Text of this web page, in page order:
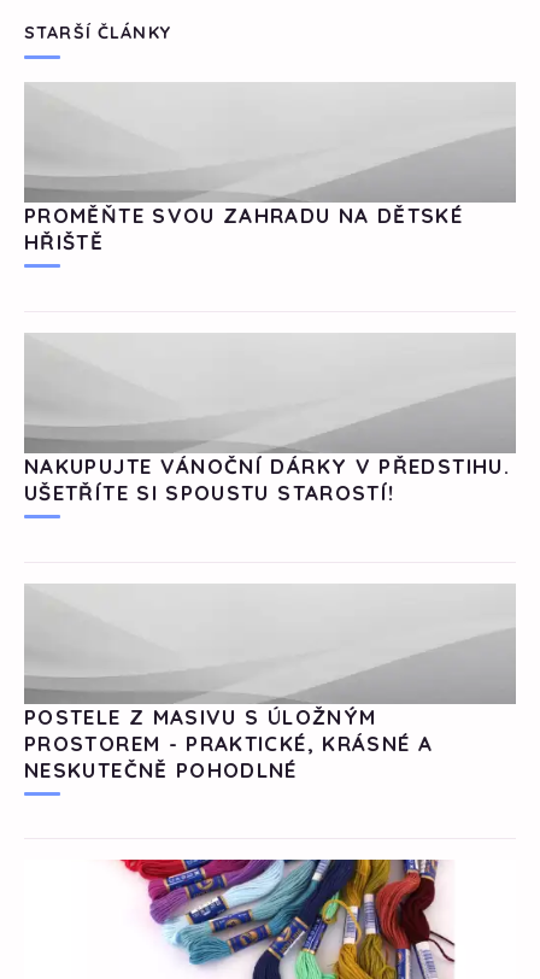
STARŠÍ ČLÁNKY
PROMĚŇTE SVOU ZAHRADU NA DĚTSKÉ
HŘIŠTĚ
NAKUPUJTE VÁNOČNÍ DÁRKY V PŘEDSTIHU.
UŠETŘÍTE SI SPOUSTU STAROSTÍ!
POSTELE Z MASIVU S ÚLOŽNÝM
PROSTOREM - PRAKTICKÉ, KRÁSNÉ A
NESKUTEČNĚ POHODLNÉ